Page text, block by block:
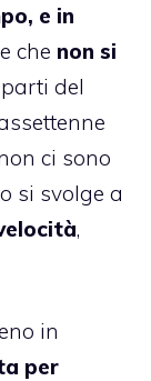
e in
che non si
del
ci sono
si svolge a
,
in
per